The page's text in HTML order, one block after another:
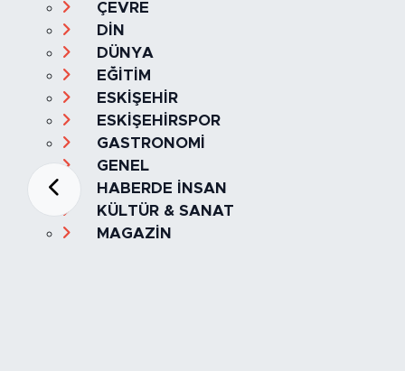
ÇEVRE
DİN
DÜNYA
EĞİTİM
ESKİŞEHİR
ESKİŞEHİRSPOR
GASTRONOMİ
GENEL
HABERDE İNSAN
KÜLTÜR & SANAT
MAGAZİN